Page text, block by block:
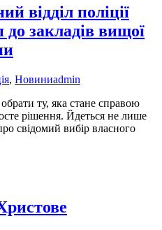
відділ поліції
закладів вищої
, Новиниadmin
ту, яка стане справою
рішення. Йдеться не лише
свідомий вибір власного